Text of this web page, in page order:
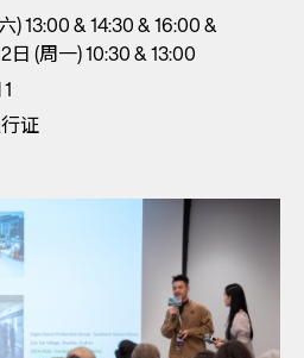
) 13:00 & 14:30 & 16:00 &
(周一) 10:30 & 13:00
证